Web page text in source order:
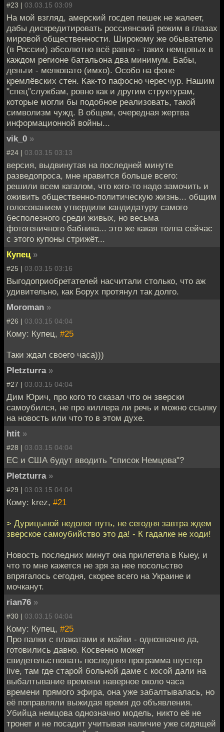
#23 | 03.03.15 03:09
На мой взгляд, амерский госдеп пешек не жалеет,
дабы дискредитировать россиянский режим в глазах
мировой общественности. Широкому же обывателю
(в России) абсолютно всё равно - таких немцовых в
каждом регионе батальона два минимум. Бабы,
деньги - мелковато (имхо). Особо на фоне
кремлёвских стен. Как-то пафосно чересчур. Нашим
"спец"службам, ровно как и другим структурам,
которые могли бы подобное реализовать, такой
символизм чужд. В общем, очередная жертва
информационной войны...
vik_0 »
#24 | 03.03.15 03:13
версия, выдвинутая на последней минуте
разведопроса, мне нравится больше всего:
решили всем кагалом, что кого-то надо замочить и
оживить общественно-политическую жизнь... общим
голосованием утвердили кандидатуру самого
бесполезного среди живых, но весьма
фотогеничного бабника... это же какая толпа сейчас
с этого купоны стрижёт...
Купец »
#25 | 03.03.15 03:16
Выгодоприобретателей насчитали столько, что аж
удивительно, как Борух протянул так долго.
Moroman »
#26 | 03.03.15 04:04
Кому: Купец, #25
Таки ждал своего часа)))
Pletzturra »
#27 | 03.03.15 04:04
Дим Юрич, про кого то сказал что он зверски
самоубился, не про киллера ли речь и можно ссылку
на новость или что то в этом духе.
htit »
#28 | 03.03.15 04:04
ЕС и США будут вводить "список Немцова"?
Pletzturra »
#29 | 03.03.15 04:04
Кому: krez, #21
> Дурицыной недолог путь, не сегодня завтра ждем
зверское самоубийство это да! - К гадалке не ходи!
Новость последних минут она прилетела в Кыеу, и
что то мне кажется не зря за нее посольство
впрягалось сегодня, скорее всего на Украине и
мочканут.
rian76 »
#30 | 03.03.15 04:04
Кому: Купец, #25
Про палки с плакатами и майки - однозначно да,
готовились давно. Косвенно может
свидетельствовать последняя программа шустер
live, там где старой больной даме с косой дали на
выбалтывание времени наверное около часа
времени прямого эфира, она уже забалтывалась, но
её поправляли выжидая время до объявления.
Убийца немцова однозначно модель, никто её не
тронет и не посадит учитывая наличие уже сидящей